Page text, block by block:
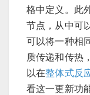
格中定义。此
节点，从中可
可以将一种相
质传递和传热
以在整体式反
看这一更新功